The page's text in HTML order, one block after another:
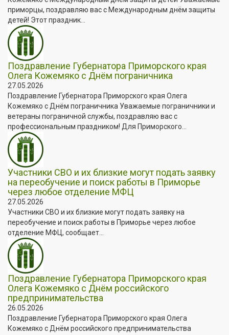
приморцы, поздравляю вас с Международным днём защиты
детей! Этот праздник...
Поздравление Губернатора Приморского края
Олега Кожемяко с Днём пограничника
27.05.2026
Поздравление Губернатора Приморского края Олега
Кожемяко с Днём пограничника Уважаемые пограничники и
ветераны пограничной службы, поздравляю вас с
профессиональным праздником! Для Приморского...
Участники СВО и их близкие могут подать заявку
на переобучение и поиск работы в Приморье
через любое отделение МФЦ
27.05.2026
Участники СВО и их близкие могут подать заявку на
переобучение и поиск работы в Приморье через любое
отделение МФЦ, сообщает...
Поздравление Губернатора Приморского края
Олега Кожемяко с Днём российского
предпринимательства
26.05.2026
Поздравление Губернатора Приморского края Олега
Кожемяко с Днём российского предпринимательства